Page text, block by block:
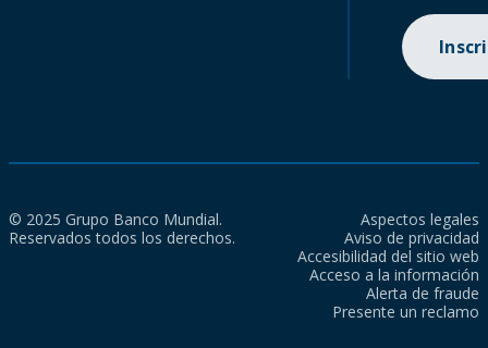
© 2025 Grupo Banco Mundial.
Reservados todos los derechos.
Aspectos legales
Aviso de privacidad
Accesibilidad del sitio web
Acceso a la información
Alerta de fraude
Presente un reclamo